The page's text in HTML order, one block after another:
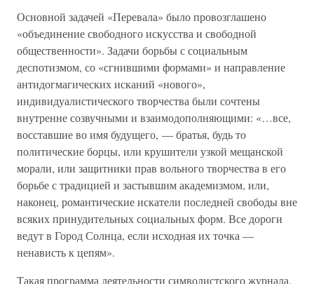
Основной задачей «Перевала» было провозглашено
«объединение свободного искусства и свободной
общественности». Задачи борьбы с социальным
деспотизмом, со «сгнившими формами» и направление
антидогмагических исканий «нового»,
индивидуалистического творчества были сочтены
внутренне созвучными и взаимодополняющими: «…все,
восставшие во имя будущего, — братья, будь то
политические борцы, или крушители узкой мещанской
морали, или защитники прав вольного творчества в его
борьбе с традицией и застывшим академизмом, или,
наконец, романтические искатели последней свободы вне
всяких принудительных социальных форм. Все дороги
ведут в Город Солнца, если исходная их точка —
ненависть к цепям».
Такая программа деятельности символистского журнала,